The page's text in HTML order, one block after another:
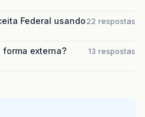
Federal usando22 respostas
forma externa?
13 respostas